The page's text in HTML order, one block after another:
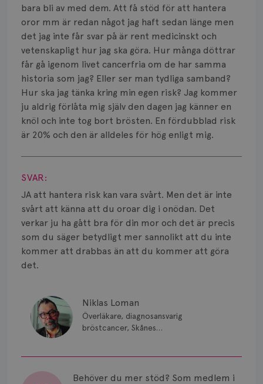
bara bli av med dem. Att få stöd för att hantera
oror mm är redan något jag haft sedan länge men
det jag inte får svar på är rent medicinskt och
vetenskapligt hur jag ska göra. Hur många döttrar
får gå igenom livet cancerfria om de har samma
historia som jag? Eller ser man tydliga samband?
Hur ska jag tänka kring min egen risk? Jag kommer
ju aldrig förlåta mig själv den dagen jag känner en
knöl och inte tog bort brösten. En fördubblad risk
är 20% och den är alldeles för hög enligt mig.
Visa svar
SVAR:
JA att hantera risk kan vara svårt. Men det är inte
svårt att känna att du oroar dig i onödan. Det
verkar ju ha gått bra för din mor och det är precis
som du säger betydligt mer sannolikt att du inte
kommer att drabbas än att du kommer att göra
det.
Niklas Loman
Överläkare, diagnosansvarig
bröstcancer, Skånes
Behöver du mer stöd? Som medlem i
Spridd bröstcancer
Strålning
Vätska